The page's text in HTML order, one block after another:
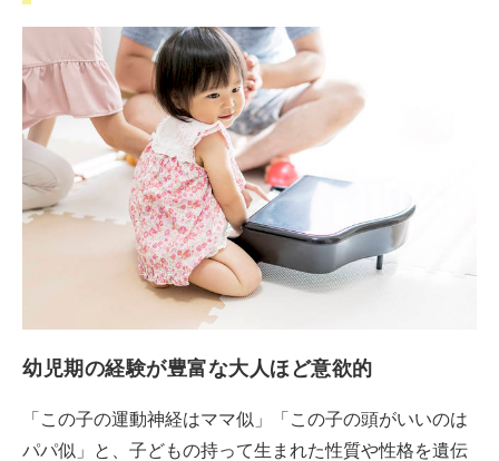
幼児期の経験が豊富な大人ほど意欲的
「この子の運動神経はママ似」「この子の頭がいいのは
パパ似」と、子どもの持って生まれた性質や性格を遺伝